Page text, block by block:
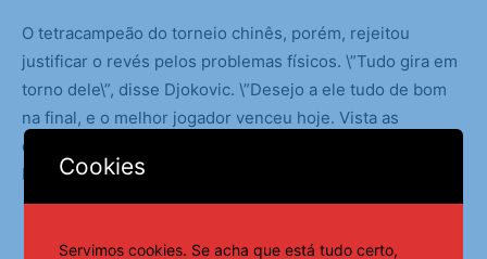
O tetracampeão do torneio chinês, porém, rejeitou
justificar o revés pelos problemas físicos. \”Tudo gira em
torno dele\”, disse Djokovic. \”Desejo a ele tudo de bom
na final, e o melhor jogador venceu hoje. Vista as
eliminatórias, é uma história incrível. Sua atitude é muito
boa e seu jogo também\”, acrescentou Djokovic.
Cookies
Servimos cookies. Se acha que está tudo certo,